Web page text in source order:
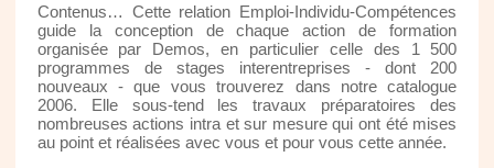
Contenus… Cette relation Emploi-Individu-Compétences
guide la conception de chaque action de formation
organisée par Demos, en particulier celle des 1 500
programmes de stages interentreprises - dont 200
nouveaux - que vous trouverez dans notre catalogue
2006. Elle sous-tend les travaux préparatoires des
nombreuses actions intra et sur mesure qui ont été mises
au point et réalisées avec vous et pour vous cette année.